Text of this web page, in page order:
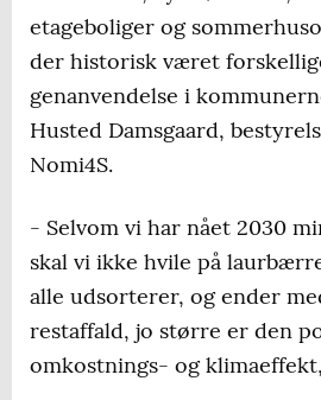
etageboliger og
der historisk været
genanvendelse i
Husted Damsgaard,
Nomi4S.
- Selvom vi har nået 2030
skal vi ikke hvile på
alle udsorterer, og ender
restaffald, jo større er den
omkostnings- og